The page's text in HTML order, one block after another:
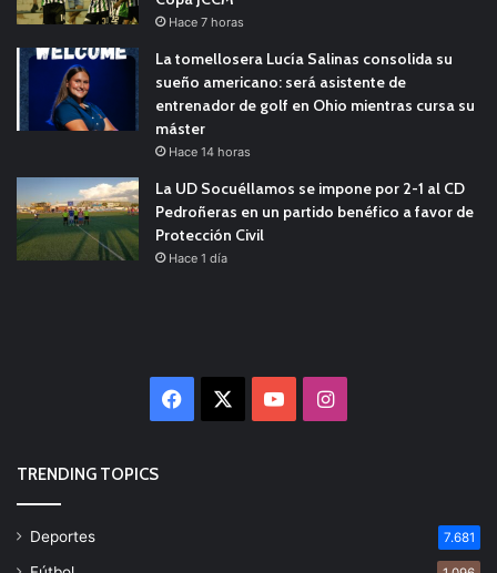
Hace 7 horas
La tomellosera Lucía Salinas consolida su
sueño americano: será asistente de
entrenador de golf en Ohio mientras cursa su
máster
Hace 14 horas
La UD Socuéllamos se impone por 2-1 al CD
Pedroñeras en un partido benéfico a favor de
Protección Civil
Hace 1 día
Facebook YouTubeInstagram
TRENDING TOPICS
Deportes 7.681